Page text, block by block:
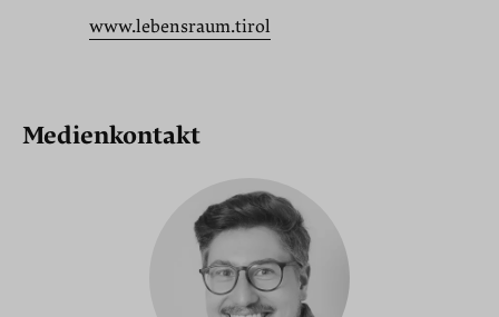
www.lebensraum.tirol
Medienkontakt